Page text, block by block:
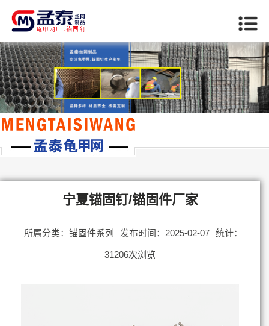
当前位置：首页>>宁夏锚固件系列
宁夏锚固钉/锚固件厂家
所属分类：锚固件系列 发布时间：2025-02-07 统计：
31206次浏览